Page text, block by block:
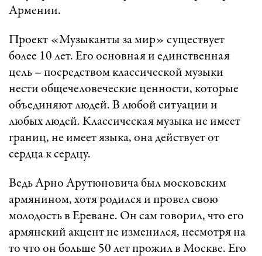
Армении.
Проект «Музыканты за мир» существует
более 10 лет. Его основная и единственная
цель – посредством классической музыки
нести общечеловеческие ценности, которые
объединяют людей. В любой ситуации и
любых людей. Классическая музыка не имеет
границ, не имеет языка, она действует от
сердца к сердцу.
Ведь Арно Арутюновича был московским
армянином, хотя родился и провел свою
молодость в Ереване. Он сам говорил, что его
армянский акцент не изменился, несмотря на
то что он больше 50 лет прожил в Москве. Его